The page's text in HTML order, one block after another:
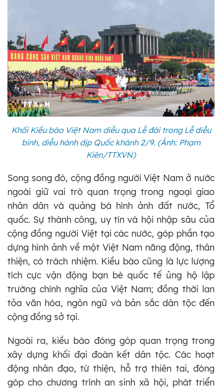
Khối Kiều bào Việt Nam diễu qua Lễ đài trong Lễ diễu
binh, diễu hành dịp Quốc khánh 2/9. (Ảnh: Phạm
Kiên/TTXVN)
Song song đó, cộng đồng người Việt Nam ở nước
ngoài giữ vai trò quan trọng trong ngoại giao
nhân dân và quảng bá hình ảnh đất nước, Tổ
quốc. Sự thành công, uy tín và hội nhập sâu của
cộng đồng người Việt tại các nước, góp phần tạo
dựng hình ảnh về một Việt Nam năng động, thân
thiện, có trách nhiệm. Kiều bào cũng là lực lượng
tích cực vận động bạn bè quốc tế ủng hộ lập
trường chính nghĩa của Việt Nam; đồng thời lan
tỏa văn hóa, ngôn ngữ và bản sắc dân tộc đến
cộng đồng sở tại.
Ngoài ra, kiều bào đóng góp quan trọng trong
xây dựng khối đại đoàn kết dân tộc. Các hoạt
động nhân đạo, từ thiện, hỗ trợ thiên tai, đóng
góp cho chương trình an sinh xã hội, phát triển